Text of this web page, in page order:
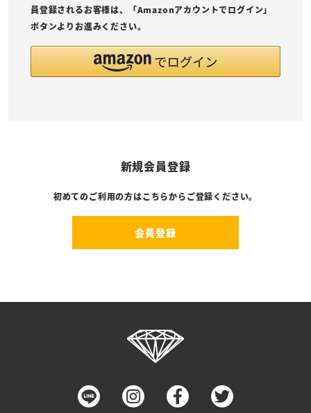
員登録されるお客様は、「Amazonアカウントでログイン」
ボタンよりお進みください。
新規会員登録
初めてのご利用の方はこちらからご登録ください。
会員登録